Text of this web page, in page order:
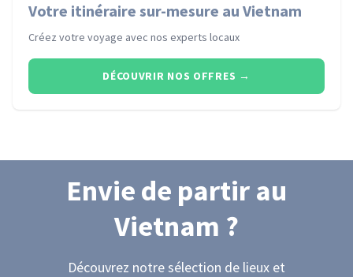
Votre itinéraire sur-mesure au Vietnam
Créez votre voyage avec nos experts locaux
DÉCOUVRIR NOS OFFRES →
Envie de partir au
Vietnam ?
Découvrez notre sélection de lieux et